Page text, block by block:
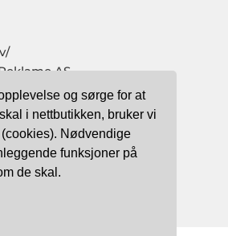
og sørge for at
i nettbutikken, bruker vi
Nødvendige
funksjoner på
de skal.
AS
016 MVA